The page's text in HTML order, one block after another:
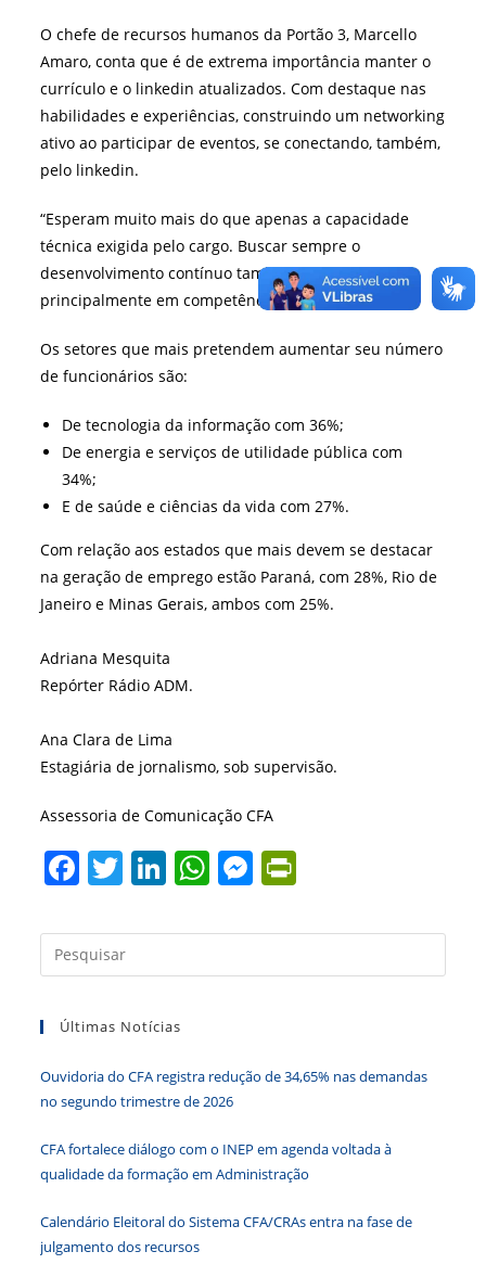
O chefe de recursos humanos da Portão 3, Marcello
Amaro, conta que é de extrema importância manter o
currículo e o linkedin atualizados. Com destaque nas
habilidades e experiências, construindo um networking
ativo ao participar de eventos, se conectando, também,
pelo linkedin.
“Esperam muito mais do que apenas a capacidade
técnica exigida pelo cargo. Buscar sempre o
desenvolvimento contínuo também é importante,
principalmente em competências”, afirma Marcello.
Os setores que mais pretendem aumentar seu número
de funcionários são:
De tecnologia da informação com 36%;
De energia e serviços de utilidade pública com
34%;
E de saúde e ciências da vida com 27%.
Com relação aos estados que mais devem se destacar
na geração de emprego estão Paraná, com 28%, Rio de
Janeiro e Minas Gerais, ambos com 25%.
Adriana Mesquita
Repórter Rádio ADM.
Ana Clara de Lima
Estagiária de jornalismo, sob supervisão.
Assessoria de Comunicação CFA
F
c
e
o
o
k
T
itt
er
Li
k
e
n
W
at
s
p
M
ss
e
er
tF
ri
dl
a
Últimas Notícias
Ouvidoria do CFA registra redução de 34,65% nas demandas
no segundo trimestre de 2026
CFA fortalece diálogo com o INEP em agenda voltada à
qualidade da formação em Administração
Calendário Eleitoral do Sistema CFA/CRAs entra na fase de
julgamento dos recursos